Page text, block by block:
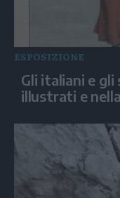
ESPOSIZIONE
Gli italiani e
illustrati e